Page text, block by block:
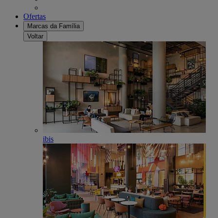
Ofertas
Marcas da Família
Voltar
ibis